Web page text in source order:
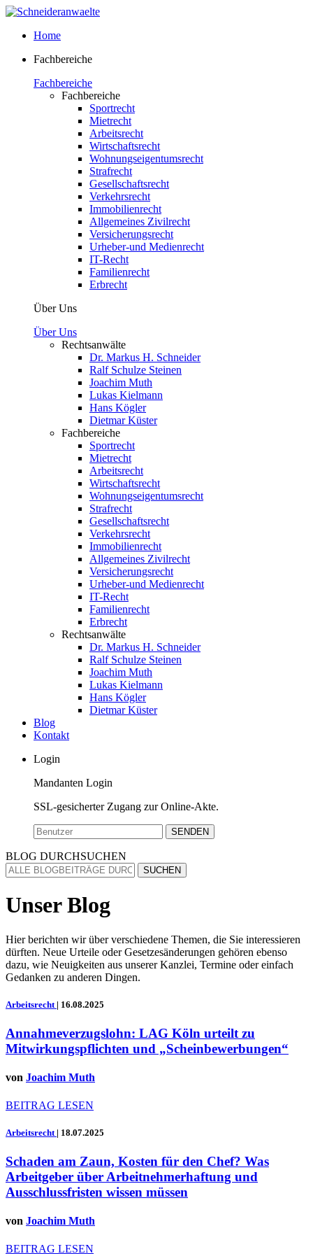
Home
Fachbereiche
Fachbereiche
Fachbereiche
Sportrecht
Mietrecht
Arbeitsrecht
Wirtschaftsrecht
Wohnungseigentumsrecht
Strafrecht
Gesellschaftsrecht
Verkehrsrecht
Immobilienrecht
Allgemeines Zivilrecht
Versicherungsrecht
Urheber-und Medienrecht
IT-Recht
Familienrecht
Erbrecht
Über Uns
Über Uns
Rechtsanwälte
Dr. Markus H. Schneider
Ralf Schulze Steinen
Joachim Muth
Lukas Kielmann
Hans Kögler
Dietmar Küster
Fachbereiche
Sportrecht
Mietrecht
Arbeitsrecht
Wirtschaftsrecht
Wohnungseigentumsrecht
Strafrecht
Gesellschaftsrecht
Verkehrsrecht
Immobilienrecht
Allgemeines Zivilrecht
Versicherungsrecht
Urheber-und Medienrecht
IT-Recht
Familienrecht
Erbrecht
Rechtsanwälte
Dr. Markus H. Schneider
Ralf Schulze Steinen
Joachim Muth
Lukas Kielmann
Hans Kögler
Dietmar Küster
Blog
Kontakt
Login
Mandanten Login
SSL-gesicherter Zugang zur Online-Akte.
SENDEN
BLOG DURCHSUCHEN
SUCHEN
Unser Blog
Hier berichten wir über verschiedene Themen, die Sie interessieren
dürften. Neue Urteile oder Gesetzesänderungen gehören ebenso
dazu, wie Neuigkeiten aus unserer Kanzlei, Termine oder einfach
Gedanken zu anderen Dingen.
Arbeitsrecht | 16.08.2025
Annahmeverzugslohn: LAG Köln urteilt zu
Mitwirkungspflichten und „Scheinbewerbungen“
von Joachim Muth
BEITRAG LESEN
Arbeitsrecht | 18.07.2025
Schaden am Zaun, Kosten für den Chef? Was
Arbeitgeber über Arbeitnehmerhaftung und
Ausschlussfristen wissen müssen
von Joachim Muth
BEITRAG LESEN